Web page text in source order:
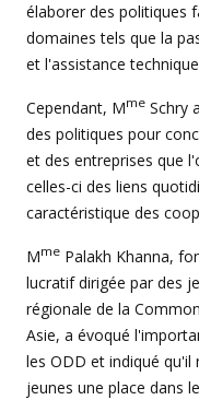
élaborer des politiques
domaines tels que la
et l'assistance
Cependant, Mme Schry
des politiques pour
et des entreprises que
celles-ci des liens
caractéristique des
Mme Palakh Khanna,
lucratif dirigée par des
régionale de la
Asie, a évoqué
les ODD et indiqué
jeunes une place dans